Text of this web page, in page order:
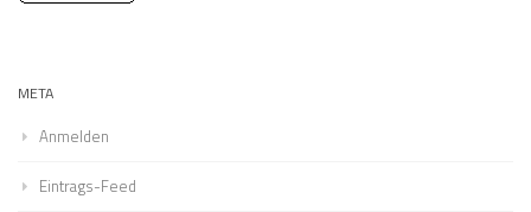
META
Anmelden
Eintrags-Feed